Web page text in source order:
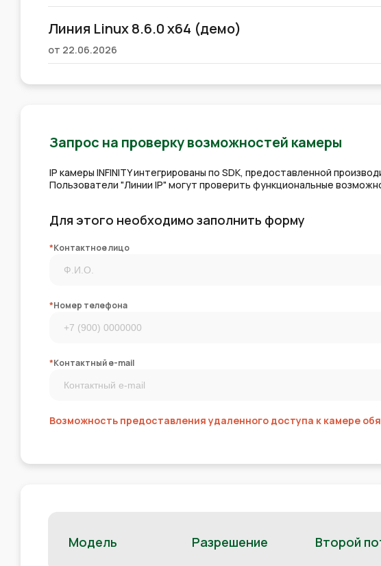
Линия Linux 8.6.0 x64 (демо)
от 22.06.2026
Запрос на проверку возможностей камеры
IP камеры INFINITY интегрированы по SDK, предоставленной
Пользователи "Линии IP" могут проверить функциональные
Для этого необходимо заполнить форму
*Контактное лицо
*Номер телефона
*Контактный e-mail
Возможность предоставления удаленного доступа к камере
Модель Разрешение Второй